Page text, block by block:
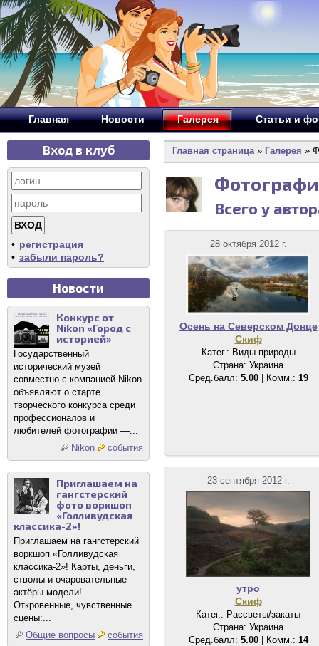
Главная Новости Галерея Статьи и
Вход в клуб
• регистрация
• забыли пароль?
Новости
Конкурс от
Nikon «Город с
историей»
Государственный
исторический музей
совместно с компанией Nikon
объявляют о старте
творческого конкурса среди
профессионалов и
любителей фотографии —...
Nikon
события
Приглашаем на
гангстерский
фото воркшоп
«Голливудская
классика-2»!
Приглашаем на гангстерский
воркшоп «Голливудская
классика-2»! Карты, деньги,
стволы и очаровательные
актёры-модели!
Откровенные, чувственные
сцены:...
Общие вопросы
события
Главная страница» Галерея »
Всего у
28 октября 2012 г.
Осень на Северском Донце
Скиф
Катег.: Виды природы
Страна: Украина
Сред.балл: 5.00| Комм.: 19
23 сентября 2012 г.
утро
Скиф
Катег.: Рассветы/закаты
Страна: Украина
Сред.балл: 5.00| Комм.: 14